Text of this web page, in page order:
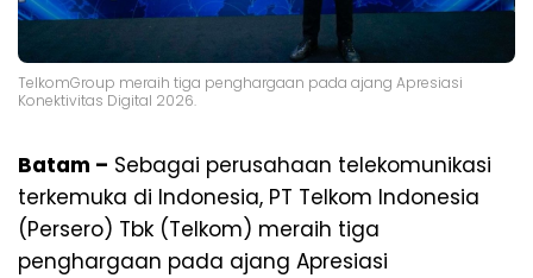
TelkomGroup meraih tiga penghargaan pada ajang Apresiasi
Konektivitas Digital 2026.
Batam – Sebagai perusahaan telekomunikasi
terkemuka di Indonesia, PT Telkom Indonesia
(Persero) Tbk (Telkom) meraih tiga
penghargaan pada ajang Apresiasi